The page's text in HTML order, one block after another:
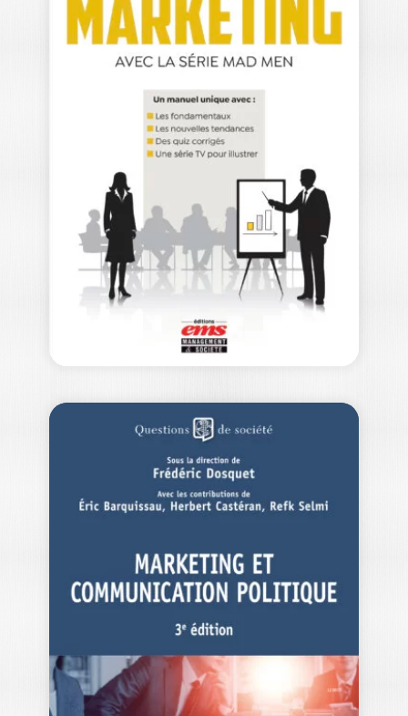
THÉORIES ET
PRATIQUES DU
MARKETING DE…
DOMINIQUE BOURGEON-RENAULT
CHRISTINE PETR
ELODIE JARRIER
Ouvrage labellisé FNEGE (2023),
catégorie "Ouvrage de Recherche
Collectif" Cet ouvrage de…
34,00
TOUT SAVOIR SUR
LE MARKETING
AVEC…
EMELINE MARTIN|
ALBÉRIC TELLIER